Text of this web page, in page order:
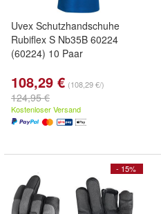
Uvex Schutzhandschuhe
Rubiflex S Nb35B 60224
(60224) 10 Paar
108,29 € (108,29 €/)
124,95 €
Kostenloser Versand
- 15%